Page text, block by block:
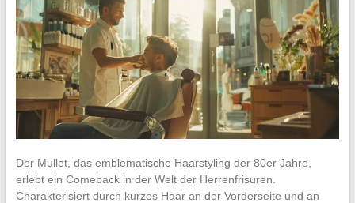
Der Mullet, das emblematische Haarstyling der 80er Jahre,
erlebt ein Comeback in der Welt der Herrenfrisuren.
Charakterisiert durch kurzes Haar an der Vorderseite und an